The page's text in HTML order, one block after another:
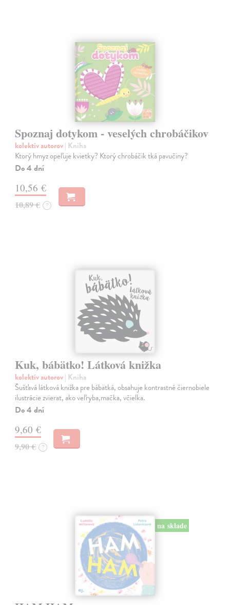
Spoznaj dotykom - veselých chrobáčikov
kolektív autorov| Kniha
Ktorý hmyz opeľuje kvietky? Ktorý chrobáčik tká pavučiny?
Do 4 dní
10,56 €
10,89 € ?
Kuk, bábätko! Látková knižka
kolektív autorov| Kniha
Šušťavá látková knižka pre bábätká, obsahuje kontrastné čiernobiele
ilustrácie zvierat, ako veľryba,mačka, včielka.
Do 4 dní
9,60 €
9,90 € ?
na sklade